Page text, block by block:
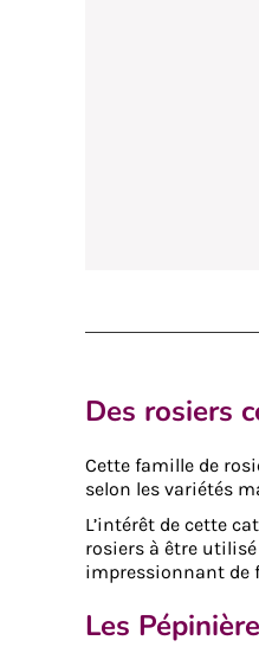
Des rosiers
Cette famille de
selon les variétés
L’intérêt de cette
rosiers à être
impressionnant de
Les